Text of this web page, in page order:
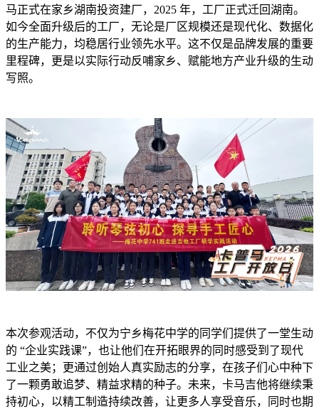
马正式在家乡湖南投资建厂，2025 年，工厂正式迁回湖南。
如今全面升级后的工厂，无论是厂区规模还是现代化、数据化
的生产能力，均稳居行业领先水平。这不仅是品牌发展的重要
里程碑，更是以实际行动反哺家乡、赋能地方产业升级的生动
写照。
本次参观活动，不仅为宁乡梅花中学的同学们提供了一堂生动
的 “企业实践课”，也让他们在开拓眼界的同时感受到了现代
工业之美；更通过创始人真实励志的分享，在孩子们心中种下
了一颗勇敢追梦、精益求精的种子。未来，卡马吉他将继续秉
持初心，以精工制造持续改善，让更多人享受音乐，同时也期